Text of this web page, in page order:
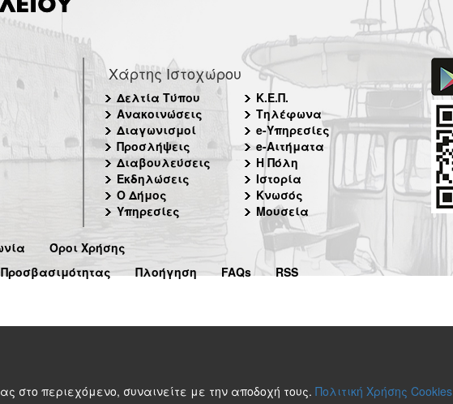
Χάρτης Ιστοχώρου
Δελτία Τύπου
Ανακοινώσεις
Διαγωνισμοί
Προσλήψεις
Διαβουλεύσεις
Εκδηλώσεις
Ο Δήμος
Υπηρεσίες
Κ.Ε.Π.
Τηλέφωνα
e-Υπηρεσίες
e-Αιτήματα
Η Πόλη
Ιστορία
Κνωσός
Μουσεία
Όροι Χρήσης
Πλοήγηση FAQs RSS
στο περιεχόμενο, συναινείτε με την αποδοχή τους. Πολιτική Χρήσης Cookies